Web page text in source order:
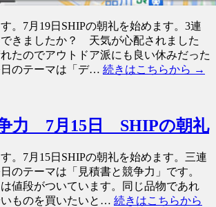
。7月19日SHIPの朝礼を始めます。3連
きましたか？ 天気が心配されました
たのでアウトドア派にも良い休みだった
のテーマは「デ… 続きはこちらから →
力 7月15日 SHIPの朝礼
。7月15日SHIPの朝礼を始めます。三連
のテーマは「見積書と競争力」です。
値段がついています。同じ品物であれ
ものを買いたいと… 続きはこちらから